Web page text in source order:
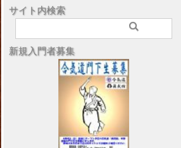
サイト内検索
新規入門者募集